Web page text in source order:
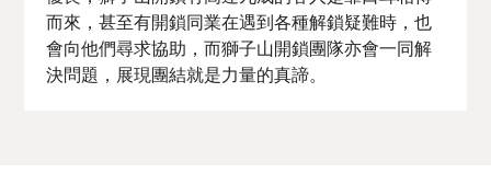
而來，甚至有開鎖同業在遇到各種解鎖疑難時，也
會向他們尋求協助，而獅子山開鎖團隊亦會一同解
決問題，展現團結就是力量的真諦。